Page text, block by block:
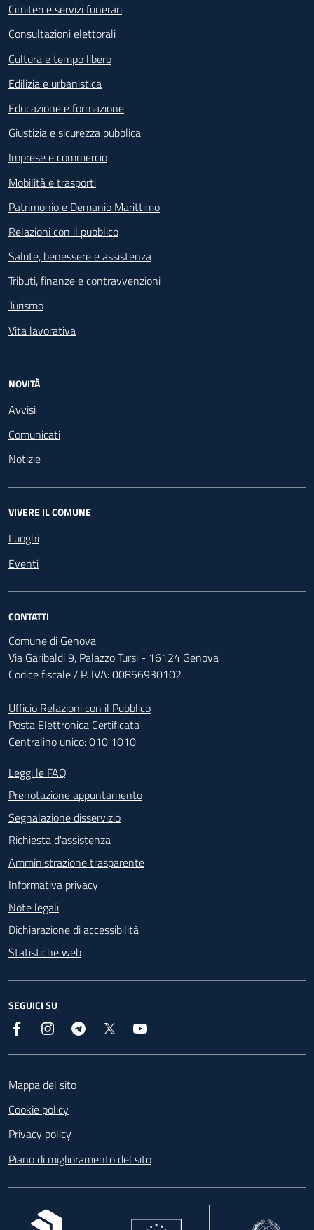
Cimiteri e servizi funerari
Consultazioni elettorali
Cultura e tempo libero
Edilizia e urbanistica
Educazione e formazione
Giustizia e sicurezza pubblica
Imprese e commercio
Mobilità e trasporti
Patrimonio e Demanio Marittimo
Relazioni con il pubblico
Salute, benessere e assistenza
Tributi, finanze e contravvenzioni
Turismo
Vita lavorativa
NOVITÀ
Avvisi
Comunicati
Notizie
VIVERE IL COMUNE
Luoghi
Eventi
CONTATTI
Comune di Genova
Via Garibaldi 9, Palazzo Tursi - 16124 Genova
Codice fiscale / P. IVA: 00856930102
Ufficio Relazioni con il Pubblico
Posta Elettronica Certificata
Centralino unico:010 1010
Footer - Contatti
Leggi le FAQ
Prenotazione appuntamento
Segnalazione disservizio
Richiesta d'assistenza
Amministrazione trasparente
Informativa privacy
Note legali
Dichiarazione di accessibilità
Statistiche web
SEGUICI SU
Facebook InstagramTelegram
Mappa del sito
Cookie policy
Privacy policy
Piano di miglioramento del sito
, apre in una nuova scheda